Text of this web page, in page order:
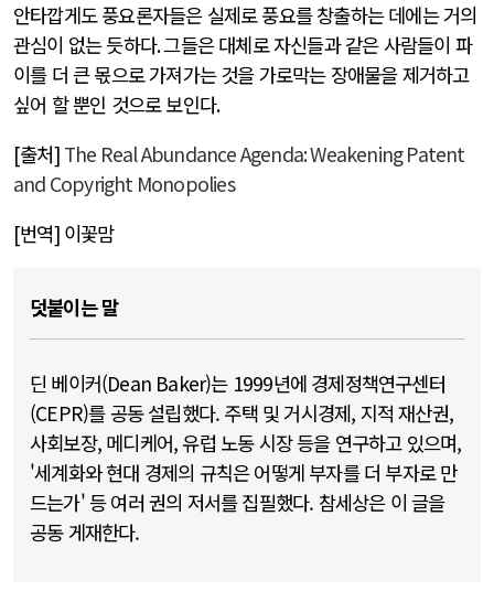
안타깝게도 풍요론자들은 실제로 풍요를 창출하는 데에는 거의
관심이 없는 듯하다.그들은 대체로 자신들과 같은 사람들이 파
이를 더 큰 몫으로 가져가는 것을 가로막는 장애물을 제거하고
싶어 할 뿐인 것으로 보인다.
[출처] The Real Abundance Agenda: Weakening Patent
and Copyright Monopolies
[번역] 이꽃맘
덧붙이는 말
딘 베이커(Dean Baker)는 1999년에 경제정책연구센터
(CEPR)를 공동 설립했다. 주택 및 거시경제, 지적 재산권,
사회보장, 메디케어, 유럽 노동 시장 등을 연구하고 있으며,
'세계화와 현대 경제의 규칙은 어떻게 부자를 더 부자로 만
드는가' 등 여러 권의 저서를 집필했다. 참세상은 이 글을
공동 게재한다.